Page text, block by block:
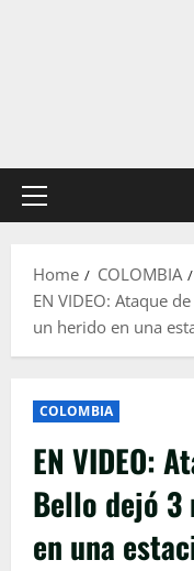
Primary
Home
COLOMBIA
EN VIDEO: Ataque
un herido en una
COLOMBIA
EN VIDEO:
Bello dejó 3
en una